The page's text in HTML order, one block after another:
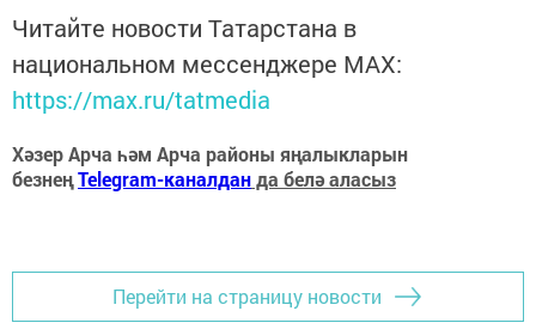
Читайте новости Татарстана в
национальном мессенджере MАХ:
https://max.ru/tatmedia
Хәзер Арча һәм Арча районы яңалыкларын
безнеңTelegram-каналданда белә аласыз
Перейти на страницу новости